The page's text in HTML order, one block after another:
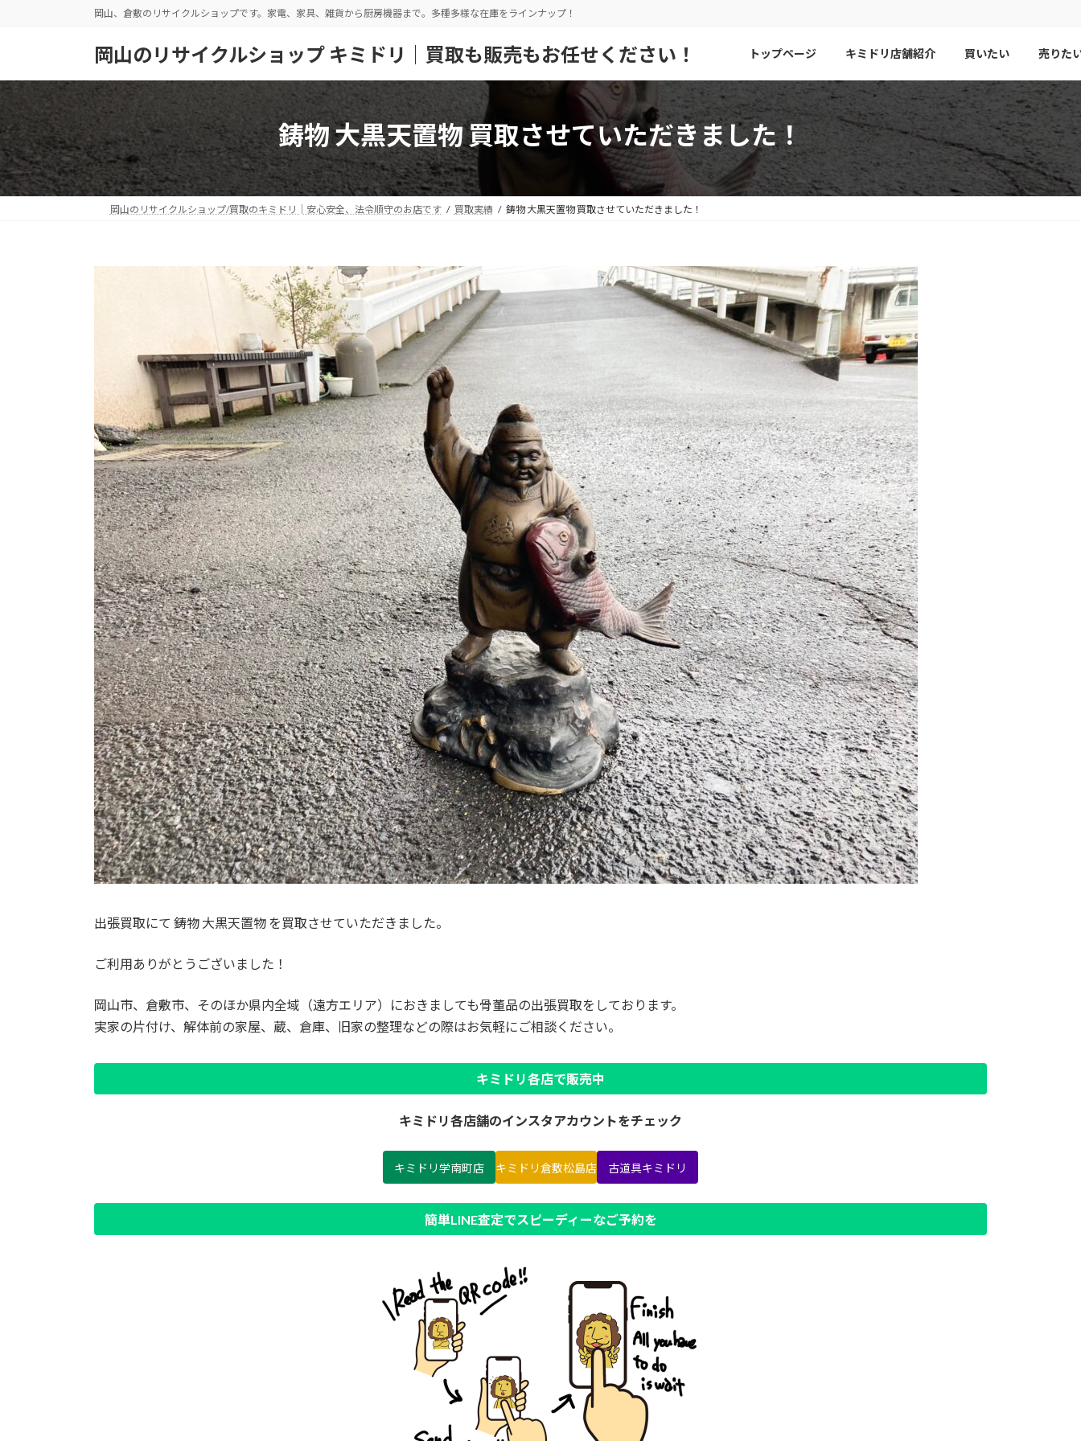
ス
キ
ッ
プ
ン
に
移
動
岡山、倉敷のリサイクルショップです。家電、家具、雑貨から厨房機器まで。多種多様な在庫をラインナップ！
岡山のリサイクルショップ キミドリ｜買取も販売もお任せください！ トップページ キミドリ店舗紹介 買いたい 売りた
鋳物 大黒天置物 買取させていただきました！
岡山のリサイクルショップ/買取のキミドリ│安心安全、法令順守のお店です 買取実績 鋳物 大黒天置物 買取させていただきました！
出張買取にて 鋳物 大黒天置物 を買取させていただきました。
ご利用ありがとうございました！
岡山市、倉敷市、そのほか県内全域（遠方エリア）におきましても骨董品の出張買取をしております。
実家の片付け、解体前の家屋、蔵、倉庫、旧家の整理などの際はお気軽にご相談ください。
キミドリ各店で販売中
キミドリ各店舗のインスタアカウントをチェック
キミドリ学南町店 キミドリ倉敷松島店 古道具キミドリ
簡単LINE査定でスピーディーなご予約を